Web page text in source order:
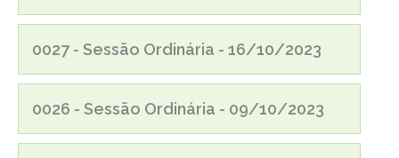
0027 - Sessão Ordinária - 16/10/2023
0026 - Sessão Ordinária - 09/10/2023